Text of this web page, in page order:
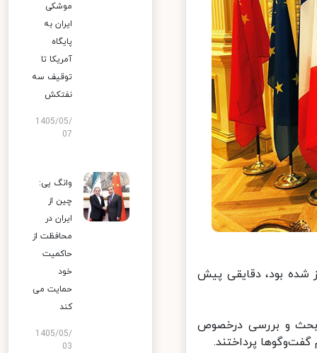
بود، دقایقی پیش
و بررسی درخصوص
پرداختند.
موشکی
ایران به
پایگاه
آمریکا تا
توقیف سه
نفتکش
1405/05/
07
وانگ یی:
چین از
ایران در
محافظت از
حاکمیت
خود
حمایت می
کند
1405/05/
03